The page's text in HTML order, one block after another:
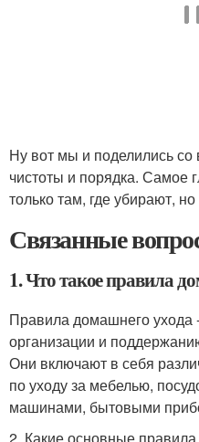
Ну вот мы и поделились
чистоты и порядка. Самое
только там, где убирают,
Связанные
1. Что такое правила
Правила домашнего ухода
организации и
Они включают в себя
по уходу за мебелью,
машинами, бытовыми